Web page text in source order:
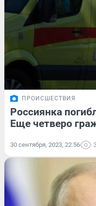
ПРОИСШЕСТВИЯ
Россиянка
Еще четверо
30 сентября, 2023, 22:56